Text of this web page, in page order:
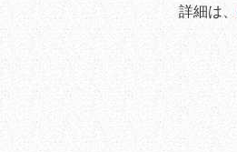
詳細は、